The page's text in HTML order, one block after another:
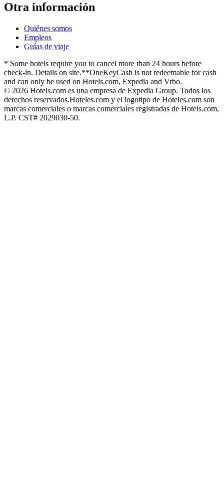
Otra información
Quiénes somos
Empleos
Guías de viaje
* Some hotels require you to cancel more than 24 hours before
check-in. Details on site.**OneKeyCash is not redeemable for cash
and can only be used on Hotels.com, Expedia and Vrbo.
© 2026 Hotels.com es una empresa de Expedia Group. Todos los
derechos reservados.Hoteles.com y el logotipo de Hoteles.com son
marcas comerciales o marcas comerciales registradas de Hotels.com,
L.P. CST# 2029030-50.